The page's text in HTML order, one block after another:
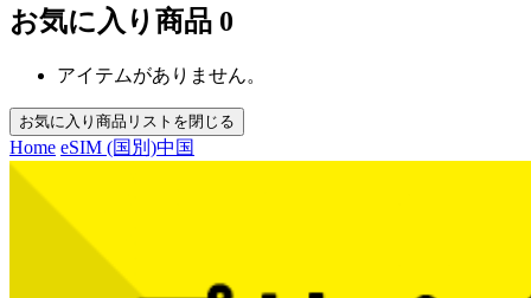
お気に入り商品 0
アイテムがありません。
お気に入り商品リストを閉じる
Home eSIM (国別)中国